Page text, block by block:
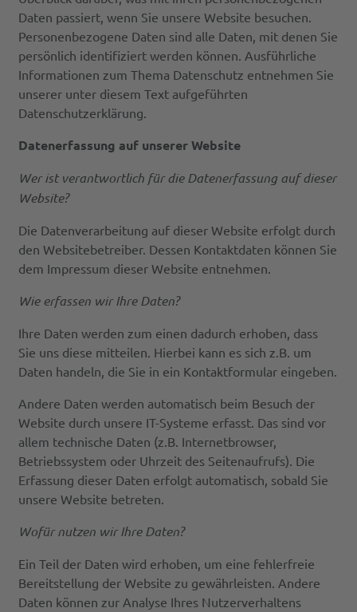
Daten passiert, wenn Sie unsere Website besuchen.
Personenbezogene Daten sind alle Daten, mit denen Sie
persönlich identifiziert werden können. Ausführliche
Informationen zum Thema Datenschutz entnehmen Sie
unserer unter diesem Text aufgeführten
Datenschutzerklärung.
Datenerfassung auf unserer Website
Wer ist verantwortlich für die Datenerfassung auf dieser
Website?
Die Datenverarbeitung auf dieser Website erfolgt durch
den Websitebetreiber. Dessen Kontaktdaten können Sie
dem Impressum dieser Website entnehmen.
Wie erfassen wir Ihre Daten?
Ihre Daten werden zum einen dadurch erhoben, dass
Sie uns diese mitteilen. Hierbei kann es sich z.B. um
Daten handeln, die Sie in ein Kontaktformular eingeben.
Andere Daten werden automatisch beim Besuch der
Website durch unsere IT-Systeme erfasst. Das sind vor
allem technische Daten (z.B. Internetbrowser,
Betriebssystem oder Uhrzeit des Seitenaufrufs). Die
Erfassung dieser Daten erfolgt automatisch, sobald Sie
unsere Website betreten.
Wofür nutzen wir Ihre Daten?
Ein Teil der Daten wird erhoben, um eine fehlerfreie
Bereitstellung der Website zu gewährleisten. Andere
Daten können zur Analyse Ihres Nutzerverhaltens